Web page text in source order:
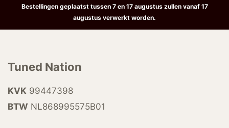
Bestellingen geplaatst tussen 7 en 17 augustus zullen vanaf 17
augustus verwerkt worden.
Tuned Nation
KVK 99447398
BTW NL868995575B01